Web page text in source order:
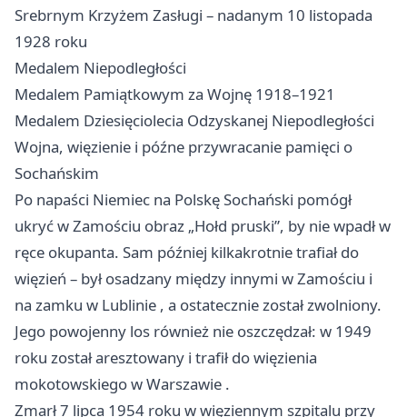
Srebrnym Krzyżem Zasługi – nadanym 10 listopada
1928 roku
Medalem Niepodległości
Medalem Pamiątkowym za Wojnę 1918–1921
Medalem Dziesięciolecia Odzyskanej Niepodległości
Wojna, więzienie i późne przywracanie pamięci o
Sochańskim
Po napaści Niemiec na Polskę Sochański pomógł
ukryć w Zamościu obraz „Hołd pruski”, by nie wpadł w
ręce okupanta. Sam później kilkakrotnie trafiał do
więzień – był osadzany między innymi w Zamościu i
na zamku w Lublinie , a ostatecznie został zwolniony.
Jego powojenny los również nie oszczędzał: w 1949
roku został aresztowany i trafił do więzienia
mokotowskiego wWarszawie .
Zmarł 7 lipca 1954 roku w więziennym szpitalu przy